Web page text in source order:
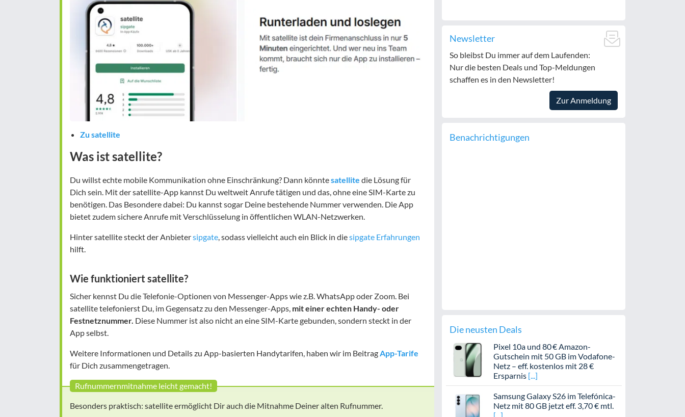
Zu satellite
Was ist satellite?
Du willst echte mobile Kommunikation ohne Einschränkung? Dann könntesatellite die Lösung für
Dich sein. Mit der satellite-App kannst Du weltweit Anrufe tätigen und das, ohne eine SIM-Karte zu
benötigen. Das Besondere dabei: Du kannst sogar Deine bestehende Nummer verwenden. Die App
bietet zudem sichere Anrufe mit Verschlüsselung in öffentlichen WLAN-Netzwerken.
Hinter satellite steckt der Anbietersipgate , sodass vielleicht auch ein Blick in diesipgate Erfahrungen
hilft.
Wie funktioniert satellite?
Sicher kennst Du die Telefonie-Optionen von Messenger-Apps wie z.B. WhatsApp oder Zoom. Bei
satellite telefonierst Du, im Gegensatz zu den Messenger-Apps, mit einer echten Handy- oder
Festnetznummer. Diese Nummer ist also nicht an eine SIM-Karte gebunden, sondern steckt in der
App selbst.
Weitere Informationen und Details zu App-basierten Handytarifen, haben wir im Beitrag App-Tarife
für Dich zusammengetragen.
Rufnummernmitnahme leicht gemacht!
Besonders praktisch: satellite ermöglicht Dir auch die Mitnahme Deiner alten Rufnummer.
Newsletter
So bleibst Du immer auf dem Laufenden:
Nur die besten Deals und Top-Meldungen
schaffen es in den Newsletter!
Zur Anmeldung
Benachrichtigungen
Die neusten Deals
Pixel 10a und 80 € Amazon-
Gutschein mit 50 GB im Vodafone-
Netz – eff. kostenlos mit 28 €
Ersparnis
Samsung Galaxy S26 im Telefónica-
Netz mit 80 GB jetzt eff. 3,70 € mtl.